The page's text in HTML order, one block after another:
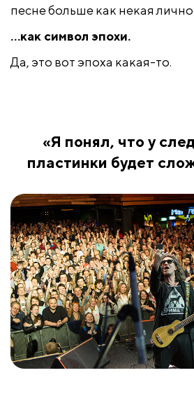
песне больше как некая
…как символ эпохи.
Да, это вот эпоха какая-то.
«Я понял, что у
пластинки будет